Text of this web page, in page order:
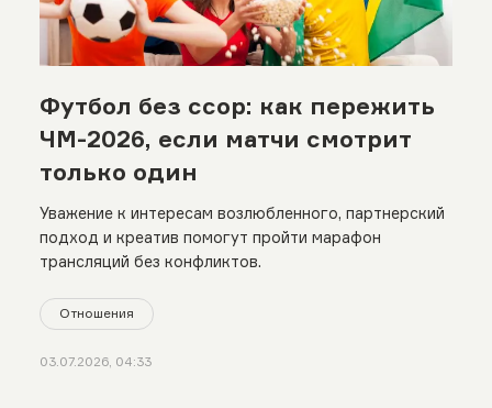
Футбол без ссор: как пережить
ЧМ-2026, если матчи смотрит
только один
Уважение к интересам возлюбленного, партнерский
подход и креатив помогут пройти марафон
трансляций без конфликтов.
Отношения
03.07.2026, 04:33